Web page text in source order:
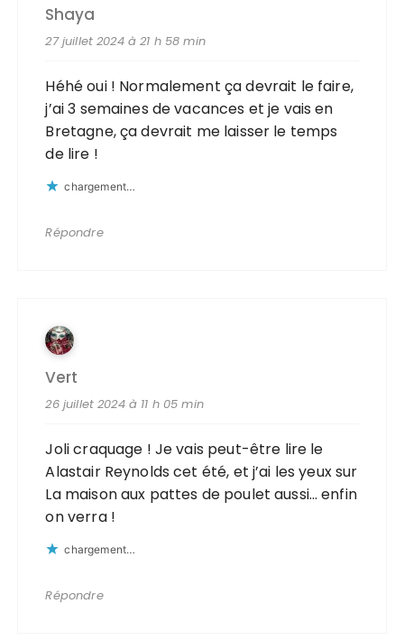
Shaya
27 juillet 2024 à 21 h 58 min
Héhé oui ! Normalement ça devrait le faire,
j’ai 3 semaines de vacances et je vais en
Bretagne, ça devrait me laisser le temps
de lire !
chargement…
Répondre
Vert
26 juillet 2024 à 11 h 05 min
Joli craquage ! Je vais peut-être lire le
Alastair Reynolds cet été, et j’ai les yeux sur
La maison aux pattes de poulet aussi… enfin
on verra !
chargement…
Répondre